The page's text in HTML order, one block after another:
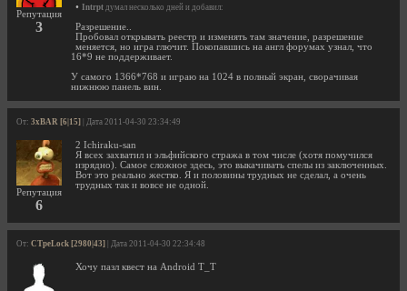
Репутация
3
• Intrpt думал несколько дней и добавил:
Разрешение..
Пробовал открывать реестр и изменять там значение, разрешение
меняется, но игра глючит. Покопавшись на англ форумах узнал, что
16*9 не поддерживает.
У самого 1366*768 и играю на 1024 в полный экран, сворачивая
нижнюю панель вин.
От: 3xBAR [6|15] | Дата 2011-04-30 23:34:49
Репутация
6
2 Ichiraku-san
Я всех захватил и эльфийского стража в том числе (хотя помучился
изрядно). Самое сложное здесь, это выкачивать спелы из заключенных.
Вот это реально жестко. Я и половины трудных не сделал, а очень
трудных так и вовсе не одной.
От: CTpeLock [2980|43] | Дата 2011-04-30 22:34:48
Хочу пазл квест на Android T_T